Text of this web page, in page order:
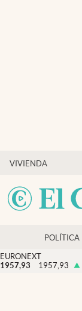
VIVIENDA
POLÍTICA
EURONEXT
1957,93
1957,93